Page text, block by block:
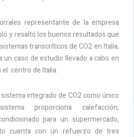
representante de la empresa
y resaltó los buenos resultados que
transcríticos de CO2 en Italia,
caso de estudio llevado a cabo en
el centro de Italia.
integrado de CO2 como único
proporciona calefacción,
para un supermercado,
cuenta con un refuerzo de tres